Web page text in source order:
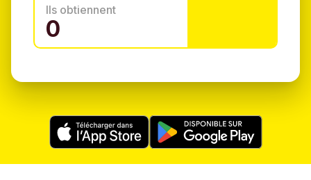
Ils obtiennent